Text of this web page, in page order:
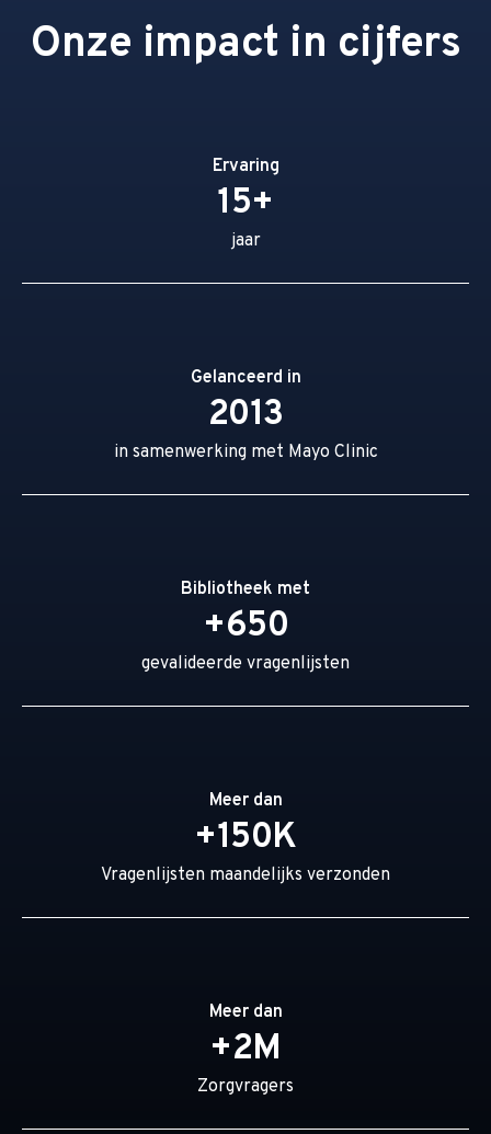
Onze impact in cijfers
Ervaring
15+
jaar
Gelanceerd in
2013
in samenwerking met Mayo Clinic
Bibliotheek met
+650
gevalideerde vragenlijsten
Meer dan
+150K
Vragenlijsten maandelijks verzonden
Meer dan
+2M
Zorgvragers